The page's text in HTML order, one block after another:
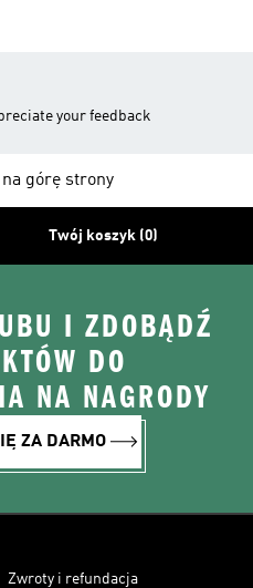
your feedback
górę strony
Twój koszyk (0)
I ZDOBĄDŹ
DO
NA NAGRODY
ZA DARMO
Zwroty i refundacja